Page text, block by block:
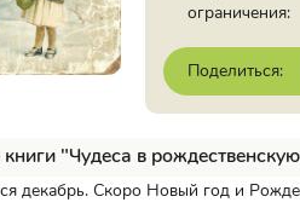
ограничения:
Поделиться:
"Чудеса в
декабрь. Скоро Новый год и